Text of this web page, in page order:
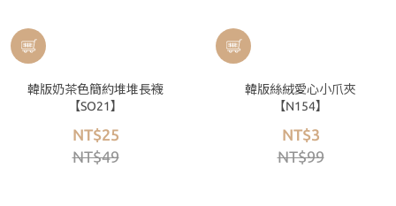
韓版奶茶色簡約堆堆長襪
【SO21】
NT$25
NT$49
韓版絲絨愛心小爪夾
【N154】
NT$3
NT$99